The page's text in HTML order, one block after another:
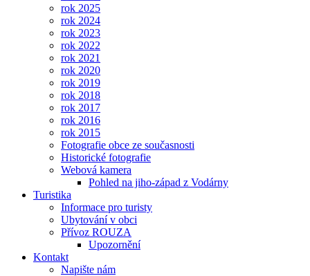
rok 2025
rok 2024
rok 2023
rok 2022
rok 2021
rok 2020
rok 2019
rok 2018
rok 2017
rok 2016
rok 2015
Fotografie obce ze současnosti
Historické fotografie
Webová kamera
Pohled na jiho-západ z Vodárny
Turistika
Informace pro turisty
Ubytování v obci
Přívoz ROUZA
Upozornění
Kontakt
Napište nám